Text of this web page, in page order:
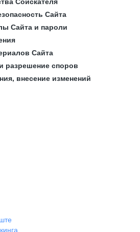
Сайта
Сайта и пароли
Сайта
разрешение споров
внесение изменений